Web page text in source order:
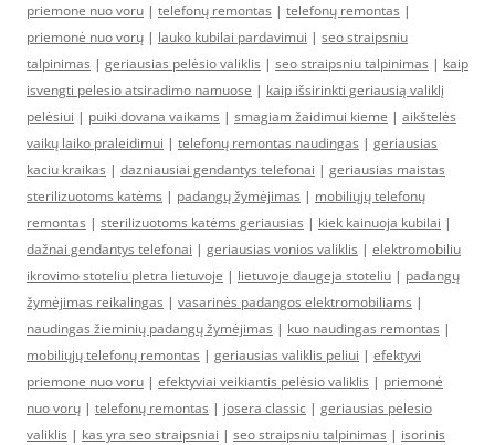
priemone nuo voru | telefonų remontas | telefonų remontas |
priemonė nuo vorų | lauko kubilai pardavimui | seo straipsniu
talpinimas | geriausias pelėsio valiklis | seo straipsniu talpinimas | kaip
isvengti pelesio atsiradimo namuose | kaip išsirinkti geriausią valiklį
pelėsiui | puiki dovana vaikams | smagiam žaidimui kieme | aikštelės
vaikų laiko praleidimui | telefonų remontas naudingas | geriausias
kaciu kraikas | dazniausiai gendantys telefonai | geriausias maistas
sterilizuotoms katėms | padangų žymėjimas | mobiliųjų telefonų
remontas | sterilizuotoms katėms geriausias | kiek kainuoja kubilai |
dažnai gendantys telefonai | geriausias vonios valiklis | elektromobiliu
ikrovimo stoteliu pletra lietuvoje | lietuvoje daugeja stoteliu | padangų
žymėjimas reikalingas | vasarinės padangos elektromobiliams |
naudingas žieminių padangų žymėjimas | kuo naudingas remontas |
mobiliųjų telefonų remontas | geriausias valiklis peliui | efektyvi
priemone nuo voru | efektyviai veikiantis pelėsio valiklis | priemonė
nuo vorų | telefonų remontas | josera classic | geriausias pelesio
valiklis | kas yra seo straipsniai | seo straipsniu talpinimas | isorinis